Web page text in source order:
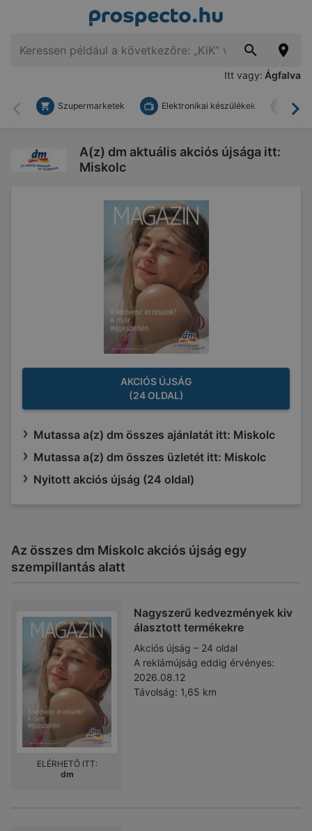
Itt vagy: Ágfalva
Vissza
Szupermarketek Elektronikai készülékek
A(z) dm aktuális akciós újsága itt:
Miskolc
AKCIÓS ÚJSÁG
(24 OLDAL)
Mutassa a(z) dm összes ajánlatát itt: Miskolc
Mutassa a(z) dm összes üzletét itt: Miskolc
Nyitott akciós újság (24 oldal)
Az összes dm Miskolc akciós újság egy
szempillantás alatt
Nagyszerű kedvezmények kiv
álasztott termékekre
Akciós újság – 24 oldal
A reklámújság eddig érvényes:
2026.08.12
Távolság: 1,65 km
ELÉRHETŐ ITT:
dm